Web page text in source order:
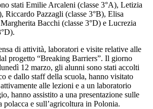
stati Emilie Arcaleni (classe 3°A), Letizia
Riccardo Pazzagli (classe 3°B), Elisa
Bacchi (classe 3°D) e Lucrezia
di attività, laboratori e visite relative alle
progetto “Breaking Barriers”. Il giorno
12 marzo, gli alunni sono stati accolti
e dallo staff della scuola, hanno visitato
alle lezioni e a un laboratorio
hanno assistito a una presentazione sulle
polacca e sull’agricoltura in Polonia.